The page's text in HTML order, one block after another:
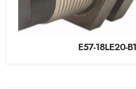
E57-18LE20-